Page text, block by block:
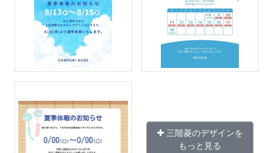
三階菱のデザインを
もっと見る